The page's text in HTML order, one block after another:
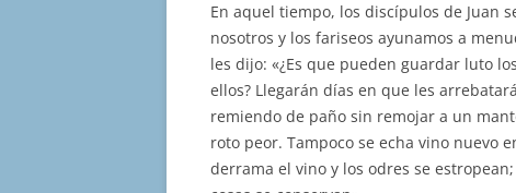
En aquel tiempo, los discípulos de Juan
nosotros y los fariseos ayunamos a
les dijo: «¿Es que pueden guardar luto
ellos? Llegarán días en que les
remiendo de paño sin remojar a un
roto peor. Tampoco se echa vino nuevo
derrama el vino y los odres se